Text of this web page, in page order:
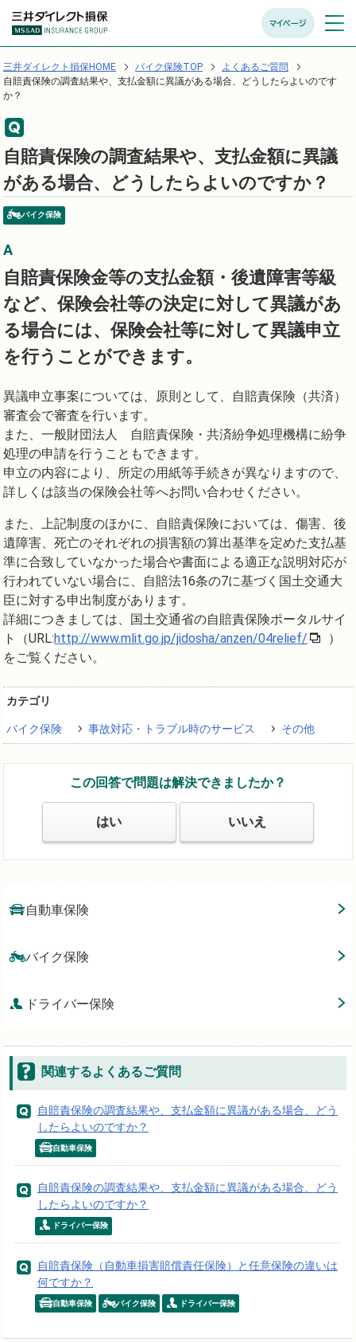
マイページ メニュ
開く
三井ダイレクト損保HOME バイク保険TOP
よくあるご質問
自賠責保険の調査結果や、支払金額に異議がある場合、どうしたらよいのです
か？
自賠責保険の調査結果や、支払金額に異議
がある場合、どうしたらよいのですか？
バイク保険
自賠責保険金等の支払金額・後遺障害等級
など、保険会社等の決定に対して異議があ
る場合には、保険会社等に対して異議申立
を行うことができます。
異議申立事案については、原則として、自賠責保険（共済）
審査会で審査を行います。
また、一般財団法人 自賠責保険・共済紛争処理機構に紛争
処理の申請を行うこともできます。
申立の内容により、所定の用紙等手続きが異なりますので、
詳しくは該当の保険会社等へお問い合わせください。
また、上記制度のほかに、自賠責保険においては、傷害、後
遺障害、死亡のそれぞれの損害額の算出基準を定めた支払基
準に合致していなかった場合や書面による適正な説明対応が
行われていない場合に、自賠法16条の7に基づく国土交通大
臣に対する申出制度があります。
詳細につきましては、国土交通省の自賠責保険ポータルサイ
ト（URL:http://www.mlit.go.jp/jidosha/anzen/04relief/
）
をご覧ください。
カテゴリ
バイク保険 事故対応・トラブル時のサービス その他
この回答で問題は解決できましたか？
はい いいえ
自動車保険
バイク保険
ドライバー保険
関連するよくあるご質問
自賠責保険の調査結果や、支払金額に異議がある場合、どう
したらよいのですか？
自動車保険
自賠責保険の調査結果や、支払金額に異議がある場合、どう
したらよいのですか？
ドライバー保険
自賠責保険（自動車損害賠償責任保険）と任意保険の違いは
何ですか？
自動車保険 バイク保険 ドライバー保険